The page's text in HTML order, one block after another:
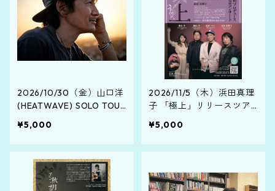
2026/10/30（金）山口洋
(HEATWAVE) SOLO TOUR
¥5,000
2026/11/5（木）浜田真理
子 「極上」リリースツア
無料 | 当日お渡し）
¥5,000